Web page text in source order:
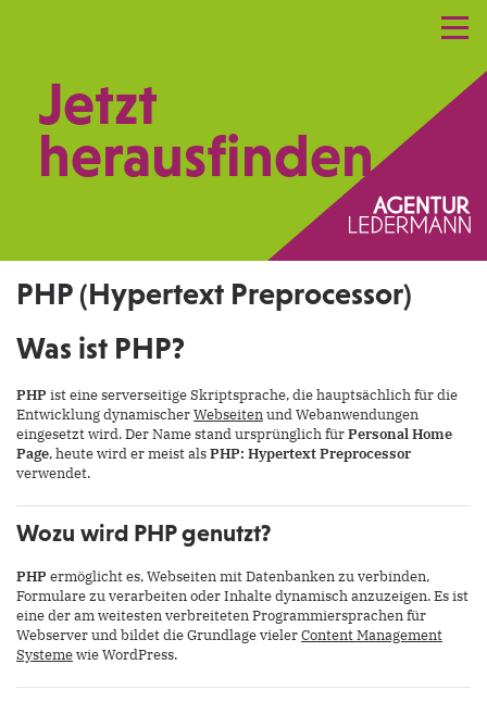
Praxismarketing
Kontakt
Jetzt
herausfinden.
PHP (Hypertext Preprocessor)
Was ist PHP?
PHP ist eine serverseitige Skriptsprache, die hauptsächlich für die
Entwicklung dynamischerWebseitenund Webanwendungen
eingesetzt wird. Der Name stand ursprünglich fürPersonal Home
Page, heute wird er meist alsPHP: Hypertext Preprocessor
verwendet.
Wozu wird PHP genutzt?
PHP ermöglicht es, Webseiten mit Datenbanken zu verbinden,
Formulare zu verarbeiten oder Inhalte dynamisch anzuzeigen. Es ist
eine der am weitesten verbreiteten Programmiersprachen für
Webserver und bildet die Grundlage vielerContent Management
Systemewie WordPress.